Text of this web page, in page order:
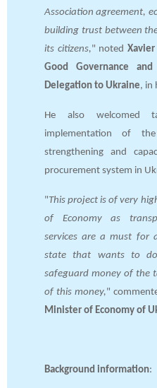
Association agreement,
building trust between
its citizens," noted
Good Governance
Delegation to Ukraine, in
He also welcomed
implementation of
strengthening and
procurement system in
"This project is of very
of Economy as
services are a must for
state that wants to
safeguard money of the
of this money,"
Minister of Economy of
Background information: